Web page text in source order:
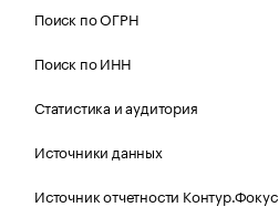
Поиск по ОГРН
Поиск по ИНН
Статистика и аудитория
Источники данных
Источник отчетности Контур.Фокус